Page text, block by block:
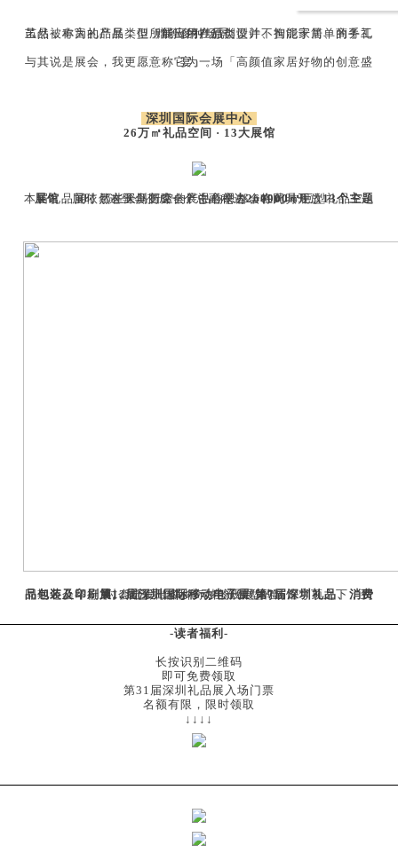
虽然被称为礼品展，但所展出的产品类型并不拘泥于简单的手工艺品，丰富的产品类型，能应用在原创设计、智能家居、商务礼赠等多种场景。
与其说是展会，我更愿意称它为一场「高颜值家居好物的创意盛宴」。
深圳国际会展中心
26万㎡礼品空间 · 13大展馆
本届礼品展依然在深圳国际会展中心举办，将同时开放
13个主题展馆，届时，这里会变成一个总面积达260000㎡
巨型礼品空间，那些天马行空的产品构思都会在此具现。
同期还会举行
第12届深圳国际移动电子展/第7届深圳礼品、消费品包装及印刷展。我已开始期待，在流线型的场馆穹顶之下，到时会迸发出多少奇妙的观展体验。
-读者福利-
长按识别二维码
即可免费领取
第31届深圳礼品展入场门票
名额有限，限时领取
↓↓↓↓